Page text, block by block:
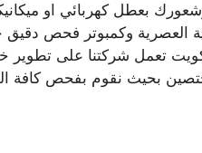
بعطل كهربائي او
العصرية وكمبوتر فحص
تعمل شركتنا على تطوير
بحيث نقوم بفحص كافة